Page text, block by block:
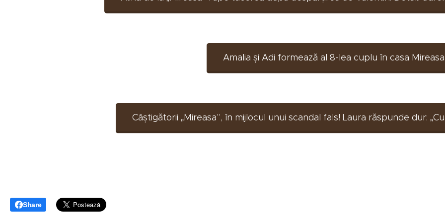
Amalia și Adi formează al 8-lea cuplu în casa Mireasa
Câștigătorii „Mireasa”, în mijlocul unui scandal fals! Laura răspunde dur:
Share